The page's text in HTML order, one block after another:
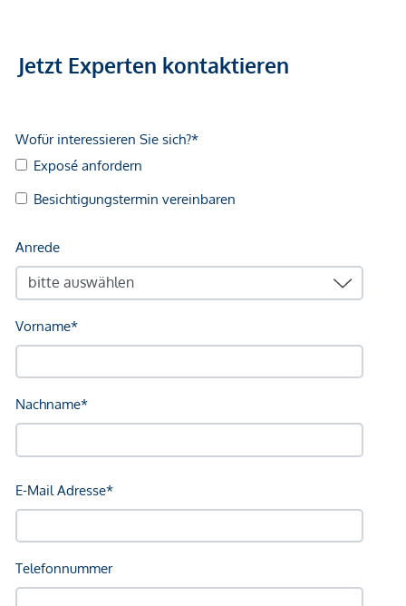
Nahversorgung
Einkaufszentrum <250m
Sonstige
Bank <250m
Polizei <500m
Verkehr
Bus <250m
U-Bahn <250m
Straßenbahn <750m
Bahnhof <250m
Angaben Entfernung Luftlinie / Quelle: OpenStreetMap
*Der Vertrag kommt nicht mit der INFINA Credit Broker
GmbH zustande. Das Objekt wird von einem externen
Immobilienunternehmen angeboten. Allfällige aus dem
Jetzt Experten kontaktieren